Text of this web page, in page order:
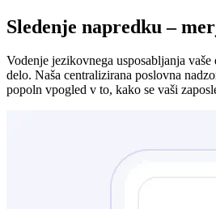
Sledenje napredku –
Vodenje jezikovnega usposabljanja
delo. Naša centralizirana poslovna
popoln vpogled v to, kako se vaši